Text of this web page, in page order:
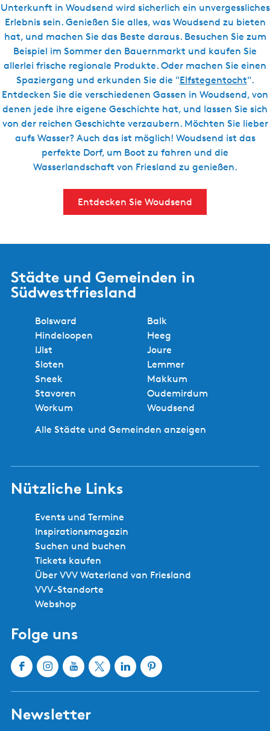
Unterkunft in Woudsend wird sicherlich ein unvergessliches
Erlebnis sein. Genießen Sie alles, was Woudsend zu bieten
hat, und machen Sie das Beste daraus. Besuchen Sie zum
Beispiel im Sommer den Bauernmarkt und kaufen Sie
allerlei frische regionale Produkte. Oder machen Sie einen
Spaziergang und erkunden Sie die "Elfstegentocht".
Entdecken Sie die verschiedenen Gassen in Woudsend, von
denen jede ihre eigene Geschichte hat, und lassen Sie sich
von der reichen Geschichte verzaubern. Möchten Sie lieber
aufs Wasser? Auch das ist möglich! Woudsend ist das
perfekte Dorf, um Boot zu fahren und die
Wasserlandschaft von Friesland zu genießen.
Entdecken Sie Woudsend
Städte und Gemeinden in
Südwestfriesland
Bolsward
Balk
Hindeloopen
Heeg
IJlst
Joure
Sloten
Lemmer
Sneek
Makkum
Stavoren
Oudemirdum
Workum
Woudsend
Alle Städte und Gemeinden anzeigen
Nützliche Links
Events und Termine
Inspirationsmagazin
Suchen und buchen
Tickets kaufen
Über VVV Waterland van Friesland
VVV-Standorte
Webshop
Folge uns
F
e
I
t
Y
T
X
L
P
Newsletter